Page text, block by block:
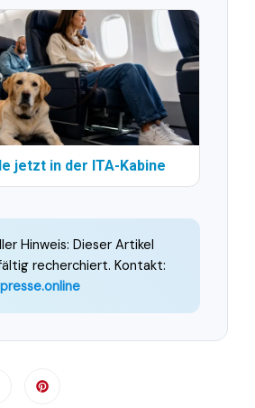
jetzt in der ITA-Kabine
Hinweis: Dieser Artikel
recherchiert. Kontakt: